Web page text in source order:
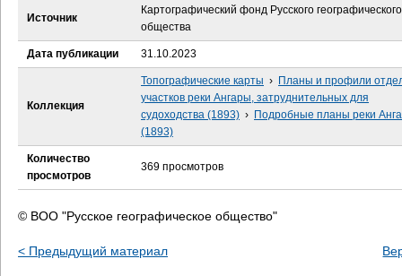
Источник
Картографический фонд Русского географического
общества
Дата публикации 31.10.2023
Коллекция
Топографические карты › Планы и профили
участков реки Ангары, затруднительных для
судоходства (1893) › Подробные планы реки
(1893)
Количество
просмотров
369 просмотров
© ВОО "Русское географическое общество"
< Предыдущий материал